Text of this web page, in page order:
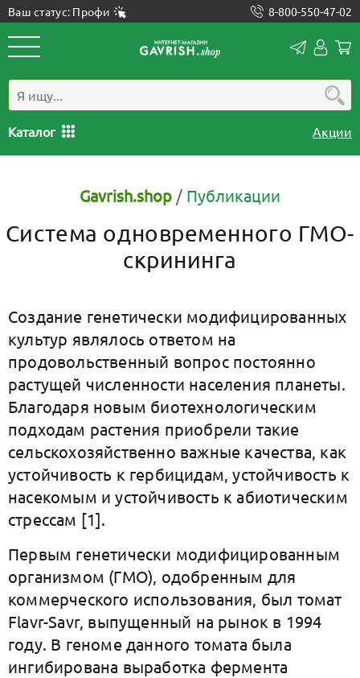
Ваш статус: Профи 8-800-550-47-02
Каталог Акции
Gavrish.shop / Публикации
Система одновременного ГМО-
скрининга
Создание генетически модифицированных
культур являлось ответом на
продовольственный вопрос постоянно
растущей численности населения планеты.
Благодаря новым биотехнологическим
подходам растения приобрели такие
сельскохозяйственно важные качества, как
устойчивость к гербицидам, устойчивость к
насекомым и устойчивость к абиотическим
стрессам [1].
Первым генетически модифицированным
организмом (ГМО), одобренным для
коммерческого использования, был томат
Flavr-Savr, выпущенный на рынок в 1994
году. В геноме данного томата была
ингибирована выработка фермента